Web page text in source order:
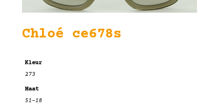
Chloé ce678s
Kleur
273
Maat
51-18